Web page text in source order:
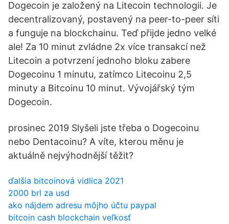
Dogecoin je založený na Litecoin technologii. Je
decentralizovaný, postavený na peer-to-peer síti
a funguje na blockchainu. Teď přijde jedno velké
ale! Za 10 minut zvládne 2x více transakcí než
Litecoin a potvrzení jednoho bloku zabere
Dogecoinu 1 minutu, zatímco Litecoinu 2,5
minuty a Bitcoinu 10 minut. Vývojářský tým
Dogecoin.
prosinec 2019 Slyšeli jste třeba o Dogecoinu
nebo Dentacoinu? A víte, kterou měnu je
aktuálně nejvýhodnější těžit?
ďalšia bitcoinová vidlica 2021
2000 brl za usd
ako nájdem adresu môjho účtu paypal
bitcoin cash blockchain veľkosť